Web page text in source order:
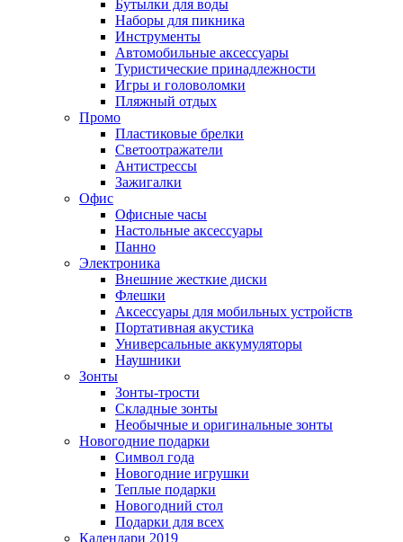
Бутылки для воды
Наборы для пикника
Инструменты
Автомобильные аксессуары
Туристические принадлежности
Игры и головоломки
Пляжный отдых
Промо
Пластиковые брелки
Светоотражатели
Антистрессы
Зажигалки
Офис
Офисные часы
Настольные аксессуары
Панно
Электроника
Внешние жесткие диски
Флешки
Аксессуары для мобильных устройств
Портативная акустика
Универсальные аккумуляторы
Наушники
Зонты
Зонты-трости
Складные зонты
Необычные и оригинальные зонты
Новогодние подарки
Символ года
Новогодние игрушки
Теплые подарки
Новогодний стол
Подарки для всех
Календари 2019